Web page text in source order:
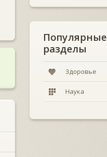
Популярные
разделы
Здоровье
Наука